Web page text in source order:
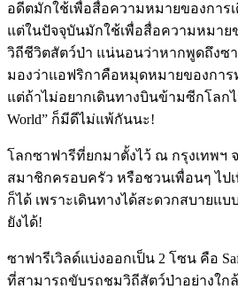
อดีตมักใช้เพื่อสื่อความหมายของการ
แต่ในปัจจุบันมักใช้เพื่อสื่อความหมาย
วิถีชีวิตสัตว์ป่า แน่นอนว่าหากพูดถึงซ
มองว่าแอฟริกาคือหมุดหมายของกา
แต่ถ้าไม่อยากเดินทางบินข้ามซีกโลก
World” ก็มีดีไม่แพ้กันนะ!
โลกซาฟารีที่ยกมาตั้งไว้ ณ กรุงเทพฯ จ
สมาชิกครอบครัว หรือชวนเพื่อนๆ ไป
ก็ได้ เพราะเดินทางได้สะดวกสบายแ
ยังได้!
ซาฟารีเวิลด์แบ่งออกเป็น 2 โซน คือ
ที่สามารถขับรถชมวิถีสัตว์ป่าอย่างใก